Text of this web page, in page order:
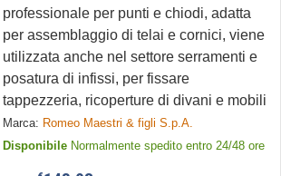
professionale per punti e chiodi, adatta
per assemblaggio di telai e cornici, viene
utilizzata anche nel settore serramenti e
posatura di infissi, per fissare
tappezzeria, ricoperture di divani e mobili
Marca: Romeo Maestri & figli S.p.A.
Disponibile Normalmente spedito entro 24/48 ore